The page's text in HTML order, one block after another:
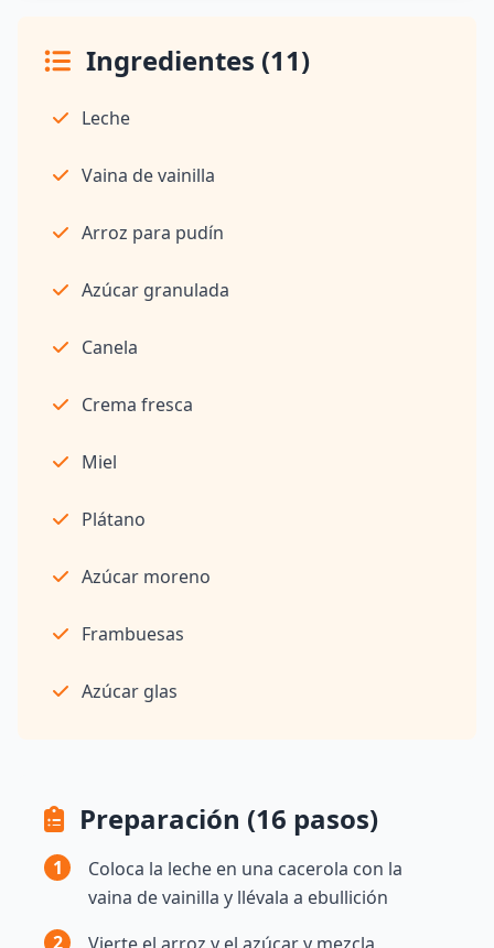
Ingredientes (11)
Leche
Vaina de vainilla
Arroz para pudín
Azúcar granulada
Canela
Crema fresca
Miel
Plátano
Azúcar moreno
Frambuesas
Azúcar glas
Preparación (16 pasos)
1
Coloca la leche en una cacerola con la
vaina de vainilla y llévala a ebullición
2